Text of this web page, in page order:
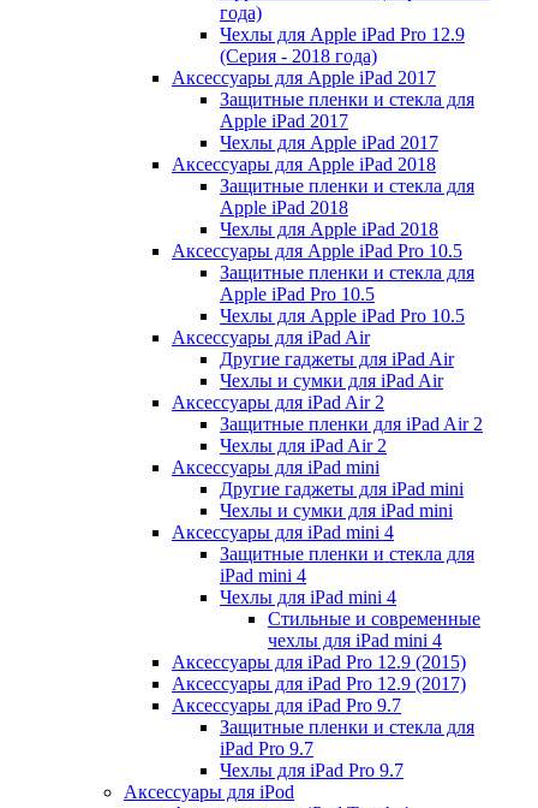
года)
Чехлы для Apple iPad Pro 12.9
(Серия - 2018 года)
Аксессуары для Apple iPad 2017
Защитные пленки и стекла для
Apple iPad 2017
Чехлы для Apple iPad 2017
Аксессуары для Apple iPad 2018
Защитные пленки и стекла для
Apple iPad 2018
Чехлы для Apple iPad 2018
Аксессуары для Apple iPad Pro 10.5
Защитные пленки и стекла для
Apple iPad Pro 10.5
Чехлы для Apple iPad Pro 10.5
Аксессуары для iPad Air
Другие гаджеты для iPad Air
Чехлы и сумки для iPad Air
Аксессуары для iPad Air 2
Защитные пленки для iPad Air 2
Чехлы для iPad Air 2
Аксессуары для iPad mini
Другие гаджеты для iPad mini
Чехлы и сумки для iPad mini
Аксессуары для iPad mini 4
Защитные пленки и стекла для
iPad mini 4
Чехлы для iPad mini 4
Стильные и современные
чехлы для iPad mini 4
Аксессуары для iPad Pro 12.9 (2015)
Аксессуары для iPad Pro 12.9 (2017)
Аксессуары для iPad Pro 9.7
Защитные пленки и стекла для
iPad Pro 9.7
Чехлы для iPad Pro 9.7
Аксессуары для iPod